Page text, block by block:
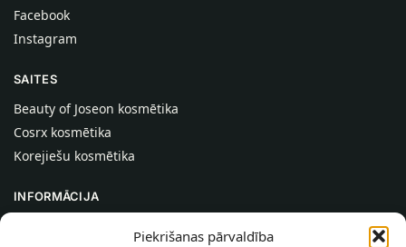
Piekrišanas pārvaldība
Facebook
Instagram
SAITES
Beauty of Joseon kosmētika
Cosrx kosmētika
Korejiešu kosmētika
INFORMĀCIJA